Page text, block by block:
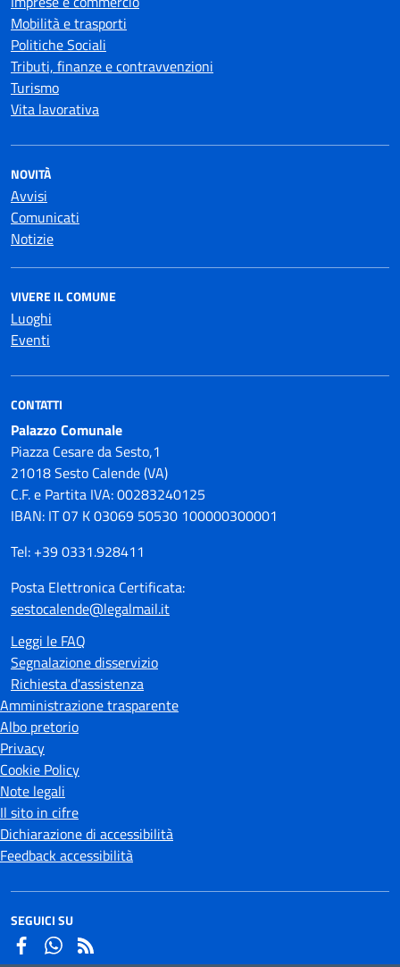
Mobilità e trasporti
Politiche Sociali
Tributi, finanze e contravvenzioni
Turismo
Vita lavorativa
NOVITÀ
Avvisi
Comunicati
Notizie
VIVERE IL COMUNE
Luoghi
Eventi
CONTATTI
Palazzo Comunale
Piazza Cesare da Sesto,1
21018 Sesto Calende (VA)
C.F. e Partita IVA: 00283240125
IBAN: IT 07 K 03069 50530 100000300001
Tel: +39 0331.928411
Posta Elettronica Certificata:
sestocalende@legalmail.it
Leggi le FAQ
Segnalazione disservizio
Richiesta d'assistenza
Amministrazione trasparente
Albo pretorio
Privacy
Cookie Policy
Note legali
Il sito in cifre
Dichiarazione di accessibilità
Feedback accessibilità
SEGUICI SU
FacebookWhatsapp